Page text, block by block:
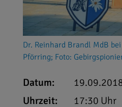
Dr. Reinhard Brandl MdB
Pförring; Foto:
Datum:
Uhrzeit:
17:30 Uhr